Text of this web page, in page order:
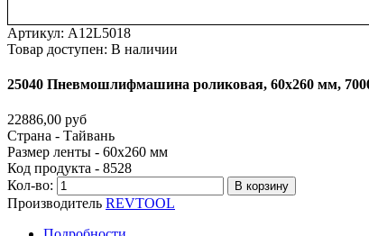
Артикул: A12L5018
Товар доступен: В наличии
25040 Пневмошлифмашина роликовая, 60х260 мм,
22886,00 руб
Страна - Тайвань
Размер ленты - 60х260 мм
Код продукта - 8528
Кол-во:
В корзину
Производитель REVTOOL